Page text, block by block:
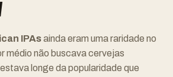
IPAsainda eram uma raridade no
médio não buscava cervejas
longe da popularidade que